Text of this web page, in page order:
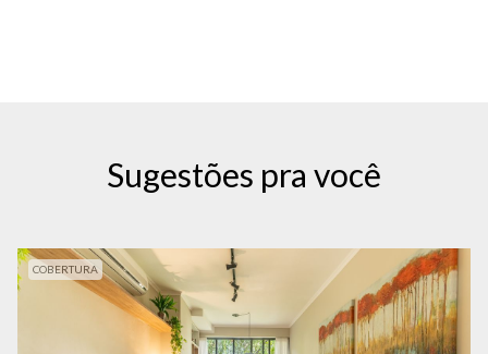
Sugestões pra você
COBERTURA